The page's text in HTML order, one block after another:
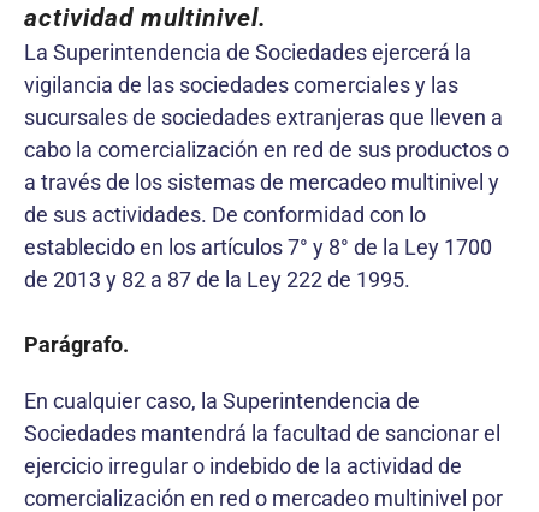
actividad multinivel.
La Superintendencia de Sociedades ejercerá la
vigilancia de las sociedades comerciales y las
sucursales de sociedades extranjeras que lleven a
cabo la comercialización en red de sus productos o
a través de los sistemas de mercadeo multinivel y
de sus actividades. De conformidad con lo
establecido en los artículos 7° y 8° de la Ley 1700
de 2013 y 82 a 87 de la Ley 222 de 1995.
Parágrafo.
En cualquier caso, la Superintendencia de
Sociedades mantendrá la facultad de sancionar el
ejercicio irregular o indebido de la actividad de
comercialización en red o mercadeo multinivel por